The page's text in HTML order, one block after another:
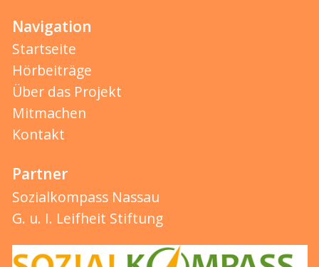
Navigation
Startseite
Hörbeiträge
Über das Projekt
Mitmachen
Kontakt
Partner
Sozialkompass Nassau
G. u. I. Leifheit Stiftung